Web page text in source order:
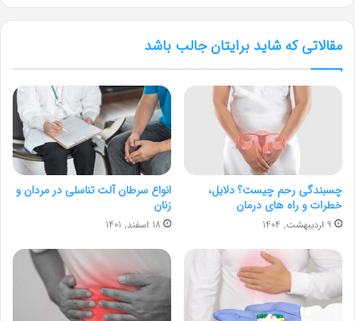
مقالاتی که شاید برایتان جالب باشد
چسبندگی رحم چیست؟ دلایل،
خطرات و راه های درمان
9 اردیبهشت, 1404
انواع سرطان آلت تناسلی در مردان و
زنان
18 اسفند, 1401